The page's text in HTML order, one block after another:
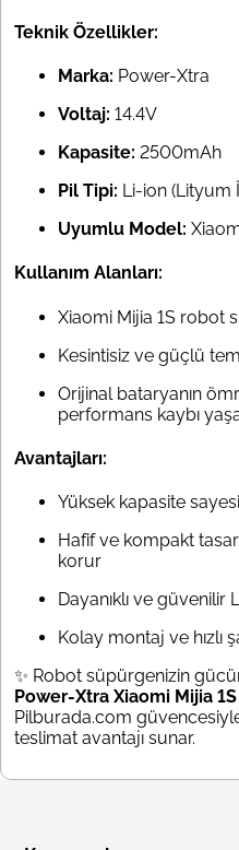
Teknik Özellikler:
Marka: Power-Xtra
Voltaj: 14.4V
Kapasite: 2500mAh
Pil Tipi: Li-ion (Lityum
Uyumlu Model:
Kullanım Alanları:
Xiaomi Mijia 1S robot
Kesintisiz ve güçlü
Orijinal bataryanın
performans kaybı
Avantajları:
Yüksek kapasite
Hafif ve kompakt
korur
Dayanıklı ve güvenilir
Kolay montaj ve hızlı
✨ Robot süpürgenizin
Power-Xtra Xiaomi Mijia
Pilburada.com
teslimat avantajı sunar.